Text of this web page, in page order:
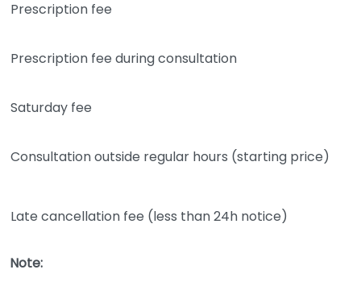
Prescription fee
Prescription fee during consultation
Saturday fee
Consultation outside regular hours (starting price)
Late cancellation fee (less than 24h notice)
Note: